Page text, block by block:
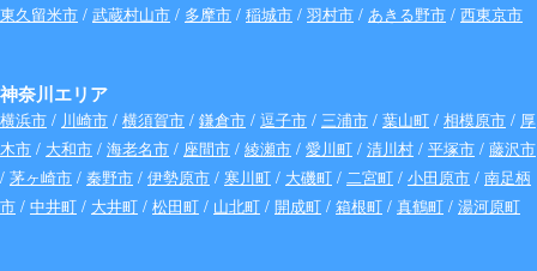
東久留米市 / 武蔵村山市 / 多摩市 / 稲城市 / 羽村市 / あきる野市 / 西東京市
神奈川エリア
横浜市 / 川崎市 / 横須賀市 / 鎌倉市 / 逗子市 / 三浦市 / 葉山町 / 相模原市 / 厚
木市 / 大和市 / 海老名市 / 座間市 / 綾瀬市 / 愛川町 / 清川村 / 平塚市 / 藤沢市
/ 茅ヶ崎市 / 秦野市 / 伊勢原市 / 寒川町 / 大磯町 / 二宮町 / 小田原市 / 南足柄
市 / 中井町 / 大井町 / 松田町 / 山北町 / 開成町 / 箱根町 / 真鶴町 / 湯河原町